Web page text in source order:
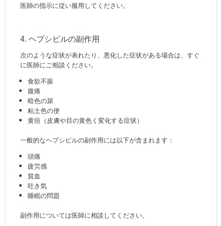
医師の指示に従い服用してください。
4. ヘプシビルの副作用
次のような症状が表れたり、悪化した症状がある場合は、すぐ
に医師にご相談ください。
食欲不振
腹痛
暗色の尿
粘土色の便
黄疸（皮膚や目の黄色く変化する症状）
一般的なヘプシビルの副作用には以下が含まれます：
頭痛
疲労感
貧血
吐き気
睡眠の問題
副作用については医師に相談してください。